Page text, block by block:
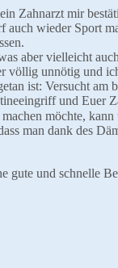
Zahnarzt mir
auch wieder Sport
aber vielleicht
völlig unnötig und
ist: Versucht am
und Euer
möchte, kann
man dank des
gute und schnelle